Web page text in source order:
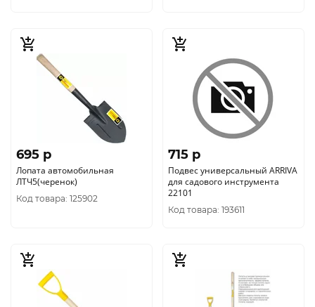
695 p
Лопата автомобильная
ЛТЧ5(черенок)
Код товара: 125902
715 p
Подвес универсальный ARRIVA
для садового инструмента
22101
Код товара: 193611